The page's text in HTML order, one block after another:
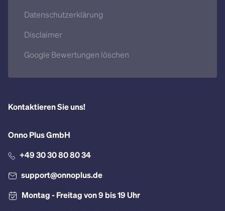
Kontaktieren Sie uns!
Onno Plus GmbH
+49 30 30 80 80 34
support@onnoplus.de
Montag - Freitag von 9 bis 19 Uhr
Datenschutzerklärung
Disclaimer
Google Bewertungen löschen